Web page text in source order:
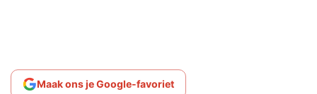
Maak ons je Google-favoriet